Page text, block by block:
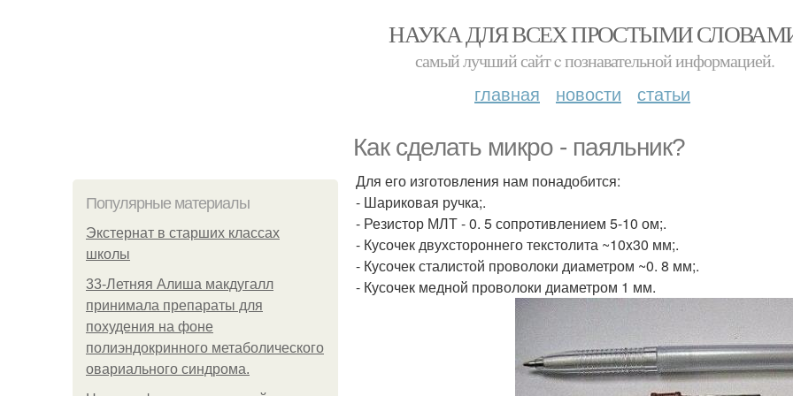
НАУКА ДЛЯ ВСЕХ ПРОСТЫМИ
самый лучший сайт c познавательной информацией.
главная новости статьи
Как сделать микро - паяльник?
Популярные материалы
Экстернат в старших классах
школы
33-Летняя Алиша макдугалл
принимала препараты для
похудения на фоне
полиэндокринного метаболического
овариального синдрома.
Для его изготовления нам понадобится:
- Шариковая ручка;.
- Резистор МЛТ - 0. 5 сопротивлением 5-10 ом;.
- Кусочек двухстороннего текстолита ~10x30 мм;.
- Кусочек сталистой проволоки диаметром ~0. 8 мм;.
- Кусочек медной проволоки диаметром 1 мм.